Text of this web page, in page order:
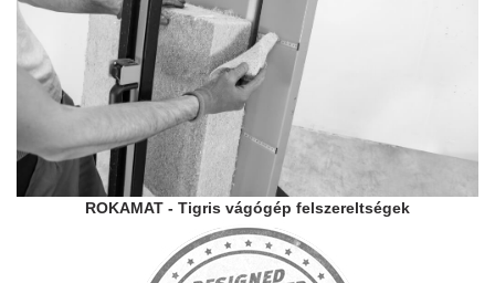
ROKAMAT - Tigris vágógép felszereltségek